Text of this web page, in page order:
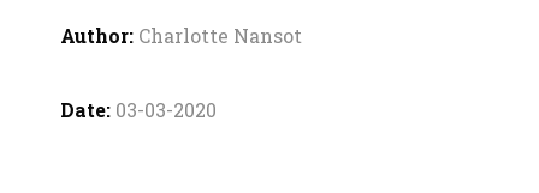
Charlotte Nansot
03-03-2020